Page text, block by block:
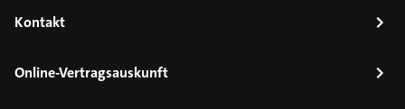
Kontakt
Online-Vertragsauskunft